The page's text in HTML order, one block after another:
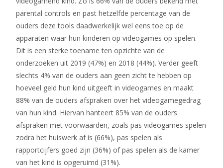
parental controls en past hetzelfde percentage van de
ouders deze tools daadwerkelijk wel eens toe op de
apparaten waar hun kinderen op videogames op spelen.
Dit is een sterke toename ten opzichte van de
onderzoeken uit 2019 (47%) en 2018 (44%). Verder geeft
slechts 4% van de ouders aan geen zicht te hebben op
hoeveel geld hun kind uitgeeft in videogames en maakt
88% van de ouders afspraken over het videogamegedrag
van hun kind. Hiervan hanteert 85% van de ouders
afspraken met voorwaarden, zoals pas videogames spelen
zodra het huiswerk af is (66%), pas spelen als
rapportcijfers goed zijn (36%) of pas spelen als de kamer
van het kind is opgeruimd (31%).